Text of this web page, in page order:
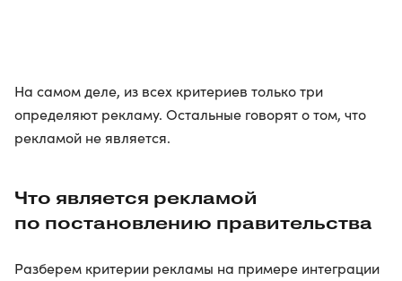
На самом деле, из всех критериев только три
определяют рекламу. Остальные говорят о том, что
рекламой не является.
Что является рекламой
по постановлению правительства
Разберем критерии рекламы на примере интеграции